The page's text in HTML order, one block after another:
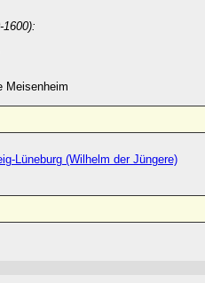
Meisenheim
Lüneburg (Wilhelm der Jüngere)